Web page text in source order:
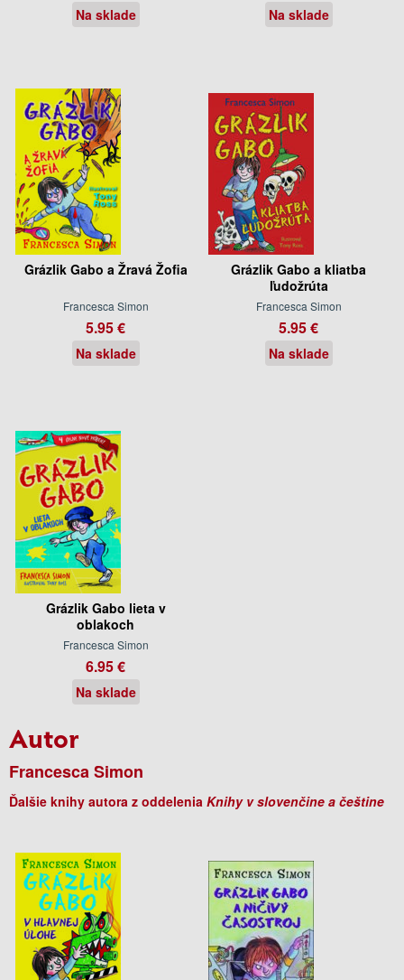
Na sklade Na sklade
Grázlik Gabo a Žravá Žofia
Francesca Simon
5.95 €
Na sklade
Grázlik Gabo a kliatba
ľudožrúta
Francesca Simon
5.95 €
Na sklade
Grázlik Gabo lieta v
oblakoch
Francesca Simon
6.95 €
Na sklade
Autor
Francesca Simon
Ďalšie knihy autora z oddelenia Knihy v slovenčine a češtine